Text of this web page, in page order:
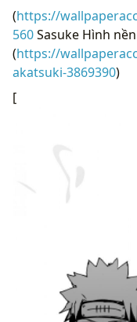
(https://
560Sasuke Hình
(https://
akatsuki-3869390)
[